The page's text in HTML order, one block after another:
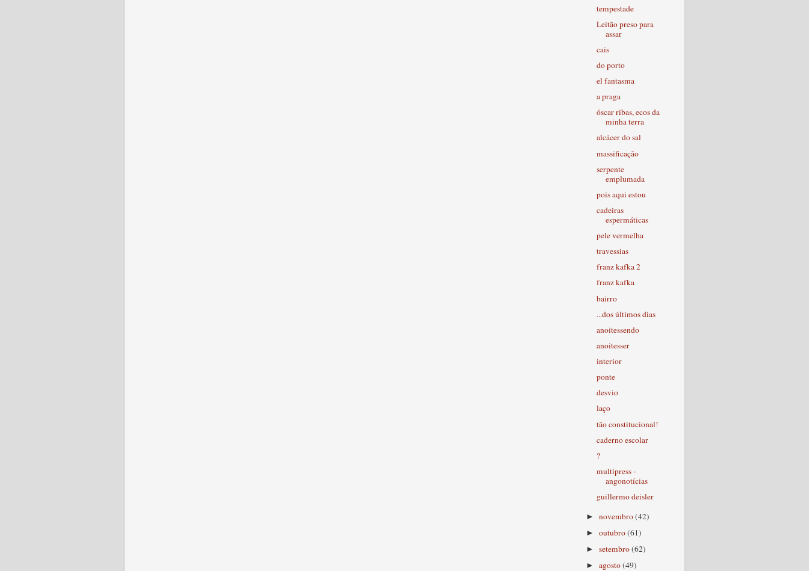
tempestade
Leitão preso para
assar
cais
do porto
el fantasma
a praga
óscar ribas, ecos da
minha terra
alcácer do sal
massificação
serpente
emplumada
pois aqui estou
cadeiras
espermáticas
pele vermelha
travessias
franz kafka 2
franz kafka
bairro
...dos últimos dias
anoitessendo
anoitesser
interior
ponte
desvio
laço
tão constitucional!
caderno escolar
?
multipress -
angonotícias
guillermo deisler
►novembro(42)
►outubro(61)
►setembro(62)
►agosto(49)